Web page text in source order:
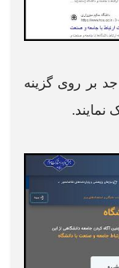
بر روی گزینه